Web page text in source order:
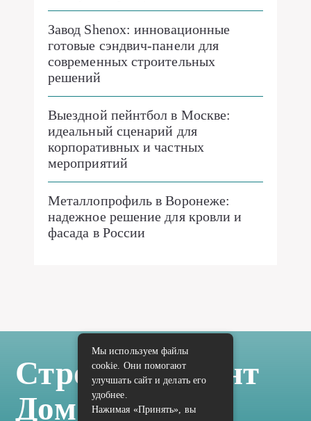
Завод Shenox: инновационные
готовые сэндвич-панели для
современных строительных
решений
Выездной пейнтбол в Москве:
идеальный сценарий для
корпоративных и частных
мероприятий
Металлопрофиль в Воронеже:
надежное решение для кровли и
фасада в России
Стройка Ремонт
Дом Отделка
Мы используем файлы
cookie. Они помогают
улучшать сайт и делать его
удобнее.
Нажимая «Принять», вы